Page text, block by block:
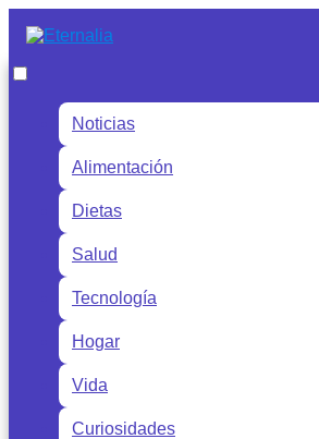
Noticias
Alimentación
Dietas
Salud
Tecnología
Hogar
Vida
Curiosidades